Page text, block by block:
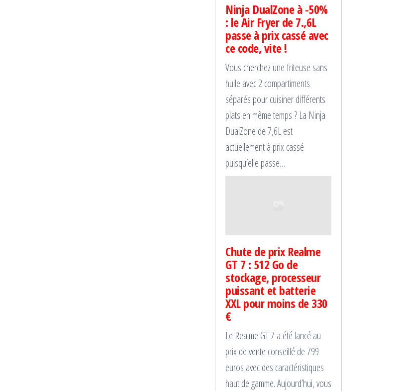
Ninja DualZone à -50%
: le Air Fryer de 7.,6L
passe à prix cassé avec
ce code, vite !
Vous cherchez une friteuse sans
huile avec 2 compartiments
séparés pour cuisiner différents
plats en même temps ? La Ninja
DualZone de 7,6L est
actuellement à prix cassé
puisqu’elle passe…
Chute de prix Realme
GT 7 : 512 Go de
stockage, processeur
puissant et batterie
XXL pour moins de 330
€
Le Realme GT 7 a été lancé au
prix de vente conseillé de 799
euros avec des caractéristiques
haut de gamme. Aujourd’hui, vous